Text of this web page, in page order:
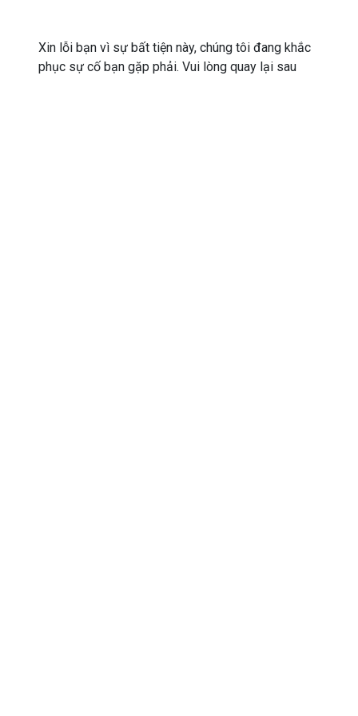
Xin lỗi bạn vì sự bất tiện này, chúng tôi đang khắc
phục sự cố bạn gặp phải. Vui lòng quay lại sau